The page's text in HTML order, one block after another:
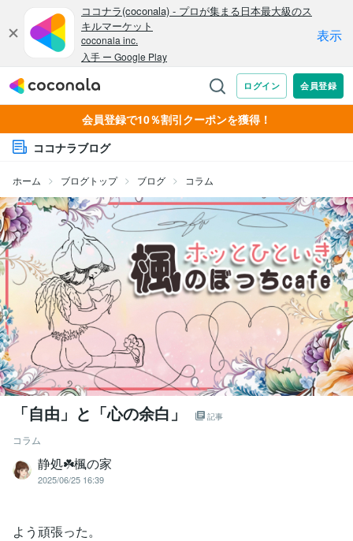
会員登録で10％割引クーポンを獲得！
ココナラブログ
ホーム ブログトップ ブログ コラム
「自由」と「心の余白」 記事
コラム
静処☘️楓の家
2025/06/25 16:39
よう頑張った。